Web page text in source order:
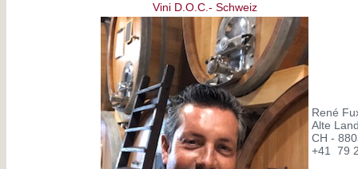
Vini D.O.C.- Schweiz
René
Alte
CH -
+41 79